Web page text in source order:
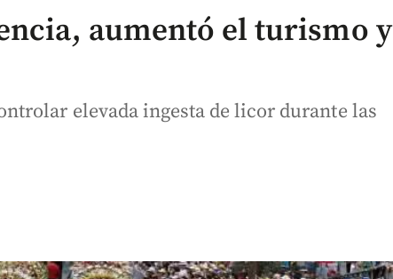
aumentó el turismo y
elevada ingesta de licor durante las